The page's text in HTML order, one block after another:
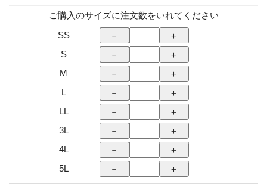
ご購入のサイズに注文数をいれてください
SS
S
M
L
LL
3L
4L
5L